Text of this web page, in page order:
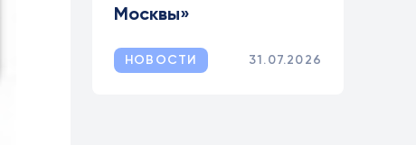
Москвы»
НОВОСТИ 31.07.2026